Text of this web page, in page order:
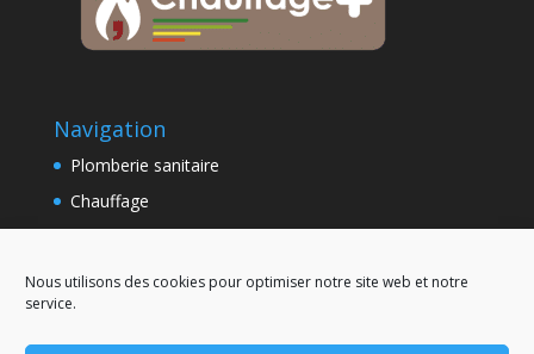
Nous utilisons des cookies pour optimiser notre site web et notre
service.
Navigation
Plomberie sanitaire
Chauffage
Demande de devis
Politique de cookies (UE)
Mentions légales